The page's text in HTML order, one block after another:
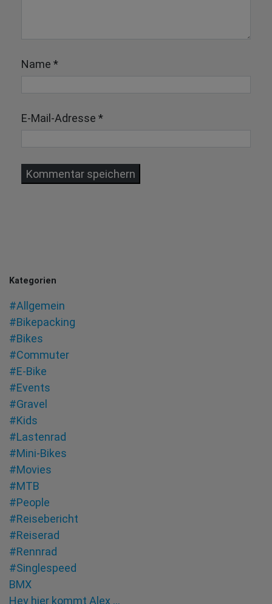
Name *
E-Mail-Adresse *
Kategorien
#Allgemein
#Bikepacking
#Bikes
#Commuter
#E-Bike
#Events
#Gravel
#Kids
#Lastenrad
#Mini-Bikes
#Movies
#MTB
#People
#Reisebericht
#Reiserad
#Rennrad
#Singlespeed
BMX
Hey hier kommt Alex …